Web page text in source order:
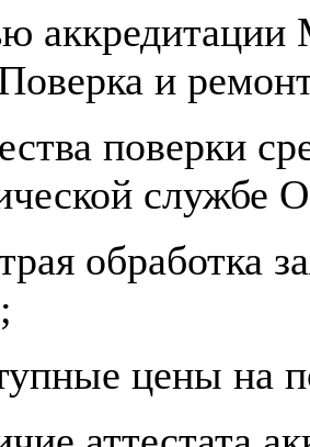
и
поверки
обработка
цены на